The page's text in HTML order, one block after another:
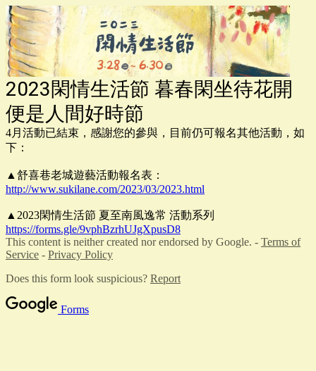
2023閑情生活節 暮春閑坐待花開
便是人間好時節
4月活動已結束，感謝您的參與，目前仍可報名其他活動，如
下：
▲舒喜巷老城遊藝活動報名表：
http://www.sukilane.com/2023/03/2023.html
▲2023閑情生活節 夏至南風逸常 活動系列
https://forms.gle/9vphBzrhUJgXpusD8
This content is neither created nor endorsed by Google. - Terms of
Service - Privacy Policy
Does this form look suspicious? Report
Forms